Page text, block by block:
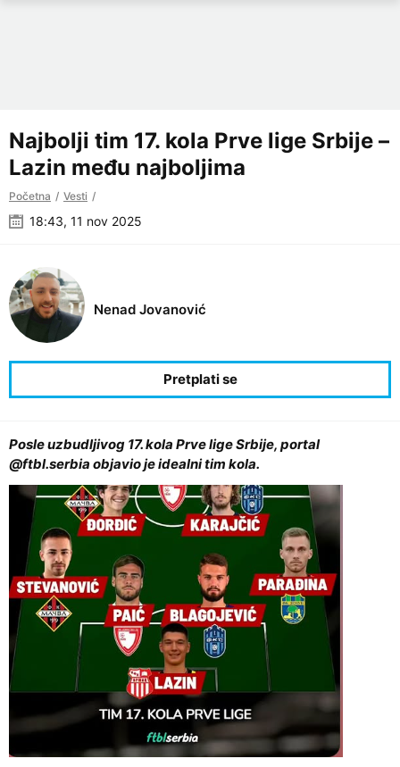
Najbolji tim 17. kola Prve lige Srbije –
Lazin među najboljima
Početna Vesti
18:43, 11 nov 2025
Nenad Jovanović
Posle uzbudljivog 17. kola Prve lige Srbije, portal
@ftbl.serbia objavio je idealni tim kola.